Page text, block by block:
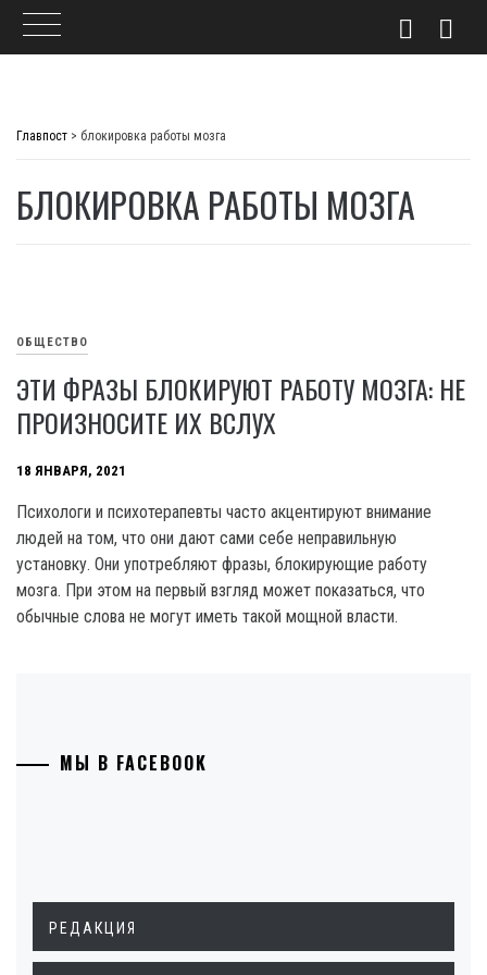
Главпост > блокировка работы мозга
БЛОКИРОВКА РАБОТЫ МОЗГА
ОБЩЕСТВО
ЭТИ ФРАЗЫ БЛОКИРУЮТ РАБОТУ МОЗГА: НЕ
ПРОИЗНОСИТЕ ИХ ВСЛУХ
18 ЯНВАРЯ, 2021
Психологи и психотерапевты часто акцентируют внимание
людей на том, что они дают сами себе неправильную
установку. Они употребляют фразы, блокирующие работу
мозга. При этом на первый взгляд может показаться, что
обычные слова не могут иметь такой мощной власти.
МЫ В FACEBOOK
РЕДАКЦИЯ